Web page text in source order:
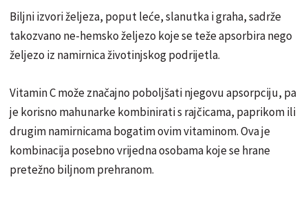
Biljni izvori željeza, poput leće, slanutka i graha, sadrže
takozvano ne-hemsko željezo koje se teže apsorbira nego
željezo iz namirnica životinjskog podrijetla.
Vitamin C može značajno poboljšati njegovu apsorpciju, pa
je korisno mahunarke kombinirati s rajčicama, paprikom ili
drugim namirnicama bogatim ovim vitaminom. Ova je
kombinacija posebno vrijedna osobama koje se hrane
pretežno biljnom prehranom.